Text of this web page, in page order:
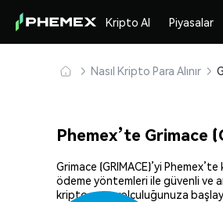
Kripto Al Piyasalar
Nasıl Kripto Para Alınır
Phemex’te Grimace
Grimace (GRIMACE)’yi
ödeme yöntemleri ile güvenli ve
kripto para yolculuğunuza